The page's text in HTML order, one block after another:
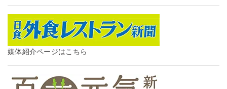
媒体紹介ページはこちら